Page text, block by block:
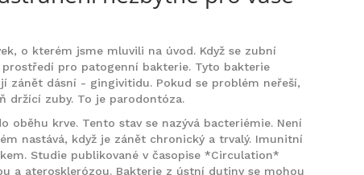
o kterém jsme mluvili na úvod. Když se zubní
pro patogenní bakterie. Tyto bakterie
zánět dásní - gingivitidu. Pokud se problém neřeší,
držící zuby. To je parodontóza.
oběhu krve. Tento stav se nazývá bacteriémie. Není
nastává, když je zánět chronický a trvalý. Imunitní
Studie publikované v časopise *Circulation*
a aterosklerózou. Bakterie z ústní dutiny se mohou